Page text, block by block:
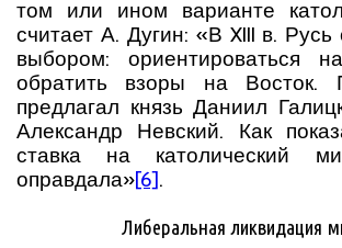
том или ином варианте
считает А. Дугин: «В XIII в. Русь
выбором: ориентироваться
обратить взоры на Восток.
предлагал князь Даниил
Александр Невский. Как
ставка на католический
оправдала»[6].
Либеральная ликвидация